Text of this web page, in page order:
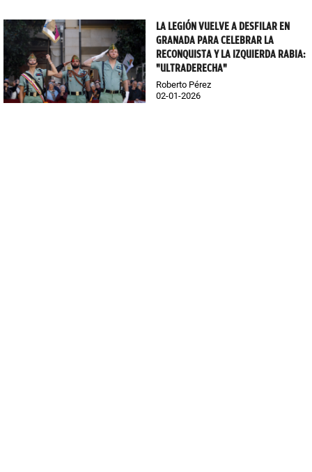
LA LEGIÓN VUELVE A DESFILAR EN
GRANADA PARA CELEBRAR LA
RECONQUISTA Y LA IZQUIERDA RABIA:
"ULTRADERECHA"
Roberto Pérez
02-01-2026